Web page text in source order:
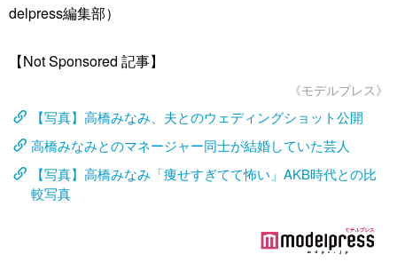
delpress編集部）
【Not Sponsored 記事】
《モデルプレス》
【写真】高橋みなみ、夫とのウェディングショット公開
高橋みなみとのマネージャー同士が結婚していた芸人
【写真】高橋みなみ「痩せすぎてて怖い」AKB時代との比
較写真